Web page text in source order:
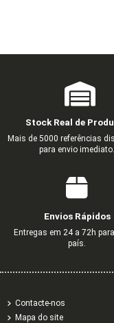
0,68 € 1,13 €
0,85 € 1,41 €
Stock Real de
Mais de 5000 referências
para envio imediato.
Envios Rápidos
Entregas em 24 a 72h
país.
Contacte-nos
Mapa do site